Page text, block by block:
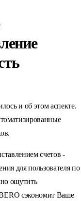
и об этом аспекте.
счетов -
для пользователя по
ощутить
сэкономит Ваше